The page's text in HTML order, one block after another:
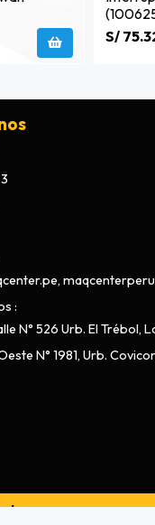
S/
N° 526 Urb. El Trébol,
N° 1981, Urb.
porBsale